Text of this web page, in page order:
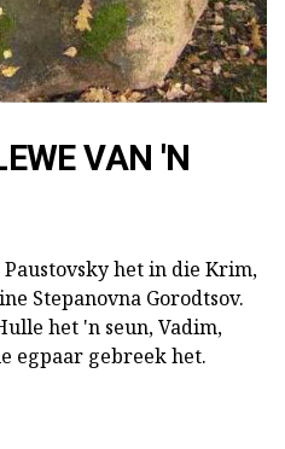
VAN 'N
het in die Krim,
Stepanovna Gorodtsov.
het 'n seun, Vadim,
egpaar gebreek het.